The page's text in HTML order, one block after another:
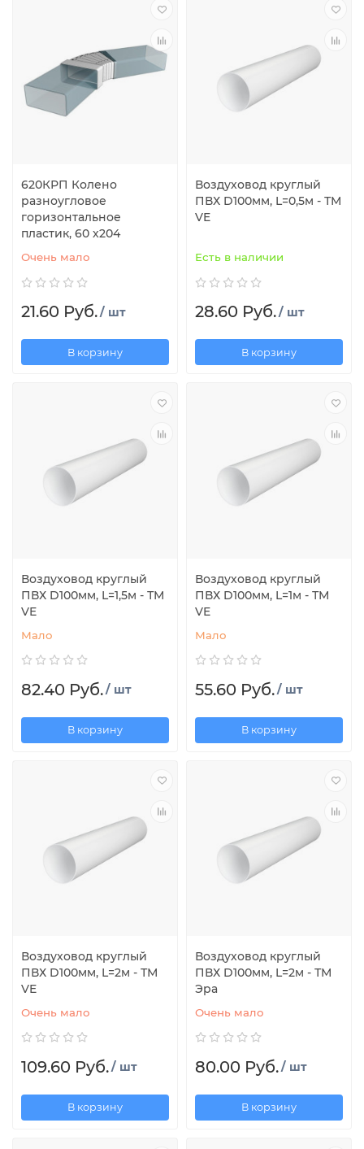
620КРП Колено
разноугловое
горизонтальное
пластик, 60 х204
Очень мало
21.60 Руб./ шт
В корзину
Воздуховод круглый
ПВХ D100мм, L=0,5м - ТМ
VE
Есть в наличии
28.60 Руб./ шт
В корзину
Воздуховод круглый
ПВХ D100мм, L=1,5м - ТМ
VE
Мало
82.40 Руб./ шт
В корзину
Воздуховод круглый
ПВХ D100мм, L=1м - ТМ
VE
Мало
55.60 Руб./ шт
В корзину
Воздуховод круглый
ПВХ D100мм, L=2м - ТМ
VE
Очень мало
109.60 Руб./ шт
В корзину
Воздуховод круглый
ПВХ D100мм, L=2м - ТМ
Эра
Очень мало
80.00 Руб./ шт
В корзину